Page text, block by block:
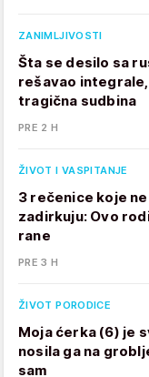
ZANIMLJIVOSTI
Šta se desilo sa
rešavao
tragična sudbina
PRE 2 H
ŽIVOT I VASPITANJE
3 rečenice koje
zadirkuju: Ovo
rane
PRE 3 H
ŽIVOT PORODICE
Moja ćerka (6) je
nosila ga na
sam